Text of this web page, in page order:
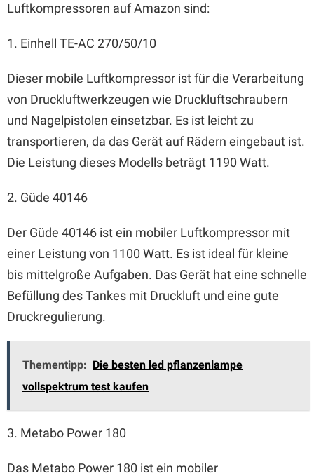
Luftkompressoren auf Amazon sind:
1. Einhell TE-AC 270/50/10
Dieser mobile Luftkompressor ist für die Verarbeitung
von Druckluftwerkzeugen wie Druckluftschraubern
und Nagelpistolen einsetzbar. Es ist leicht zu
transportieren, da das Gerät auf Rädern eingebaut ist.
Die Leistung dieses Modells beträgt 1190 Watt.
2. Güde 40146
Der Güde 40146 ist ein mobiler Luftkompressor mit
einer Leistung von 1100 Watt. Es ist ideal für kleine
bis mittelgroße Aufgaben. Das Gerät hat eine schnelle
Befüllung des Tankes mit Druckluft und eine gute
Druckregulierung.
Thementipp: Die besten led pflanzenlampe
vollspektrum test kaufen
3. Metabo Power 180
Das Metabo Power 180 ist ein mobiler